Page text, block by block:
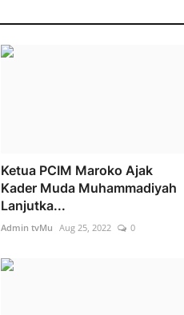
Ketua PCIM Maroko Ajak
Kader Muda Muhammadiyah
Lanjutka...
Admin tvMu Aug 25, 2022 0